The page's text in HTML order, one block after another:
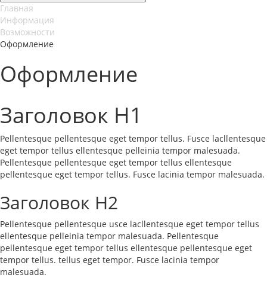
Главная
Информация
Возможности
Оформление
Оформление
Заголовок H1
Pellentesque pellentesque eget tempor tellus. Fusce lacllentesque
eget tempor tellus ellentesque pelleinia tempor malesuada.
Pellentesque pellentesque eget tempor tellus ellentesque
pellentesque eget tempor tellus. Fusce lacinia tempor malesuada.
Заголовок H2
Pellentesque pellentesque usce lacllentesque eget tempor tellus
ellentesque pelleinia tempor malesuada. Pellentesque
pellentesque eget tempor tellus ellentesque pellentesque eget
tempor tellus. tellus eget tempor. Fusce lacinia tempor
malesuada.